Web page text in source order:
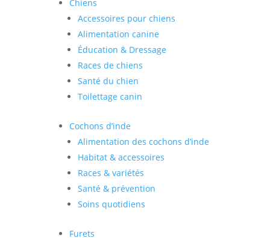
Chiens
Accessoires pour chiens
Alimentation canine
Éducation & Dressage
Races de chiens
Santé du chien
Toilettage canin
Cochons d’inde
Alimentation des cochons d’inde
Habitat & accessoires
Races & variétés
Santé & prévention
Soins quotidiens
Furets